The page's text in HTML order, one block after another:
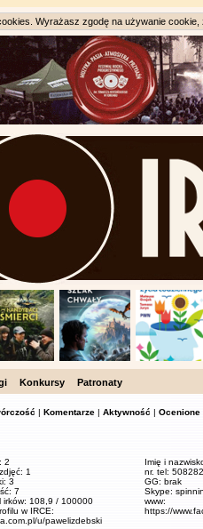
Wyrażasz zgodę na używanie
Konkursy Patronaty
| Komentarze | Aktywność | Ocenione
2
1
3
7
irków: 108,9 / 100000
w IRCE:
u/pawelizdebski
Imię i
nr. tel:
GG: brak
Skype:
www:
https://